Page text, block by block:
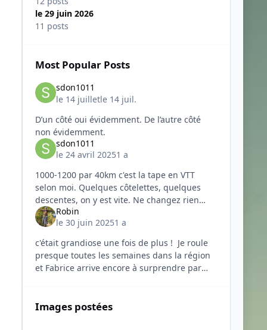
le 29 juin 2026
11 posts
Most Popular Posts
sdon1011
le 14 juilletle 14 juil.
D’un côté oui évidemment. De l’autre côté
non évidemment.
sdon1011
le 24 avril 20251 a
1000-1200 par 40km c'est la tape en VTT
selon moi. Quelques côtelettes, quelques
descentes, on y est vite. Ne changez rien
surtout.Robin
le 30 juin 20251 a
c'était grandiose une fois de plus ! Je roule
presque toutes les semaines dans la région
et Fabrice arrive encore à surprendre par
Images postées